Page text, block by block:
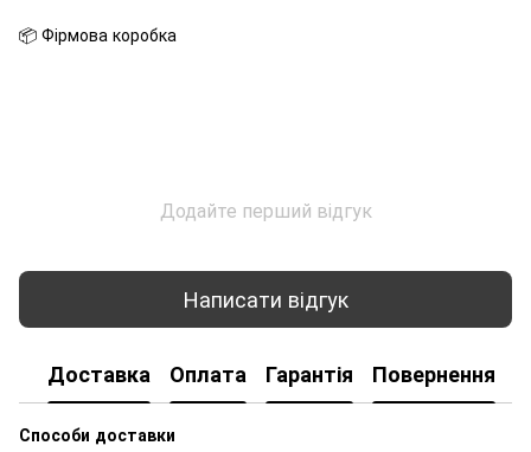
📦 Фірмова коробка
Додайте перший відгук
Написати відгук
Доставка Оплата Гарантія Повернення
Способи доставки